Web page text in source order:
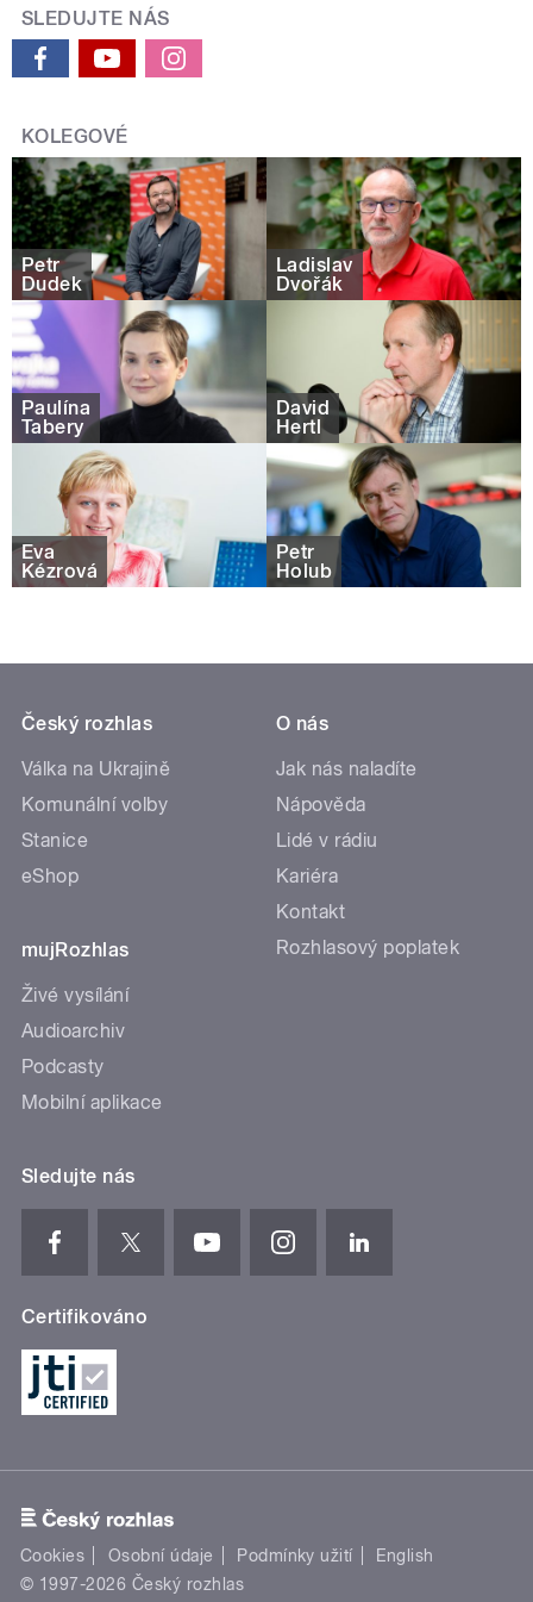
SLEDUJTE NÁS
KOLEGOVÉ
Petr
Dudek
Ladislav
Dvořák
Paulína
Tabery
David
Hertl
Eva
Kézrová
Petr
Holub
Český rozhlas
Válka na Ukrajině
Komunální volby
Stanice
eShop
mujRozhlas
Živé vysílání
Audioarchiv
Podcasty
Mobilní aplikace
O nás
Jak nás naladíte
Nápověda
Lidé v rádiu
Kariéra
Kontakt
Rozhlasový poplatek
Sledujte nás
Certifikováno
Cookies Osobní údaje Podmínky užití
English
© 1997-2026 Český rozhlas